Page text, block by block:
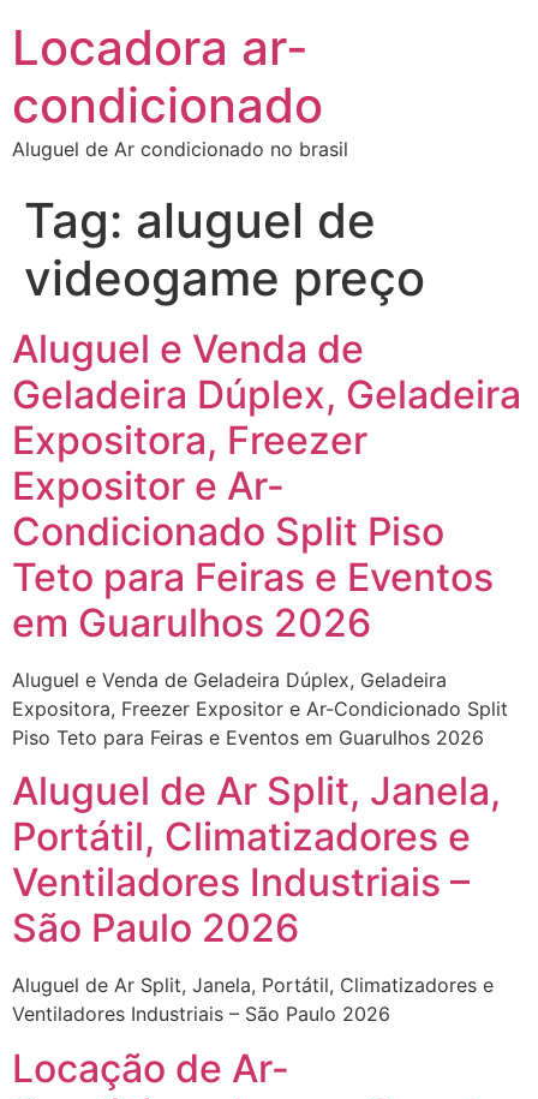
Locadora ar-
condicionado
Aluguel de Ar condicionado no brasil
Tag: aluguel de
videogame preço
Aluguel e Venda de
Geladeira Dúplex, Geladeira
Expositora, Freezer
Expositor e Ar-
Condicionado Split Piso
Teto para Feiras e Eventos
em Guarulhos 2026
Aluguel e Venda de Geladeira Dúplex, Geladeira
Expositora, Freezer Expositor e Ar-Condicionado Split
Piso Teto para Feiras e Eventos em Guarulhos 2026
Aluguel de Ar Split, Janela,
Portátil, Climatizadores e
Ventiladores Industriais –
São Paulo 2026
Aluguel de Ar Split, Janela, Portátil, Climatizadores e
Ventiladores Industriais – São Paulo 2026
Locação de Ar-